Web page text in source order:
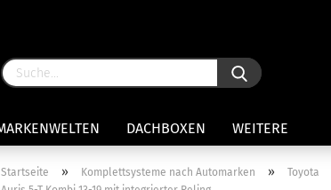
DACHBOXEN WEITERE
Startseite » Komplettsysteme nach Automarken » Toyota